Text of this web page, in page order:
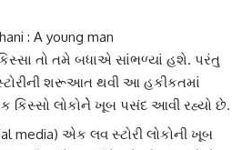
: A young man
કિસ્સા તો તમે બધાએ સાંભળ્યાં હશે. પરંતુ
શરૂઆત થવી આ હકીકતમાં
લોકોનેે ખૂબ પસંદ આવી રહ્યો છે.
media) એક લવ સ્ટોરી લોકોની ખૂબ